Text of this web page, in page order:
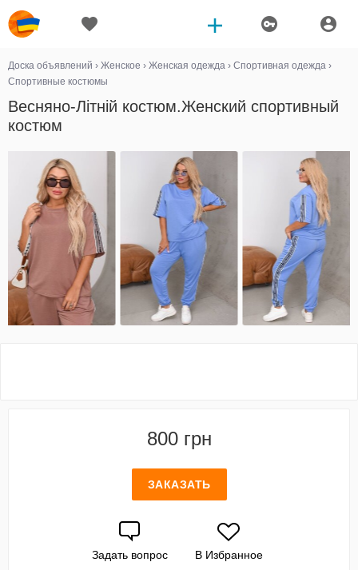
Доска объявлений › Женское › Женская одежда › Спортивная одежда ›
Спортивные костюмы
Весняно-Літній костюм.Женский спортивный
костюм
800 грн
ЗАКАЗАТЬ
Задать вопрос В Избранное